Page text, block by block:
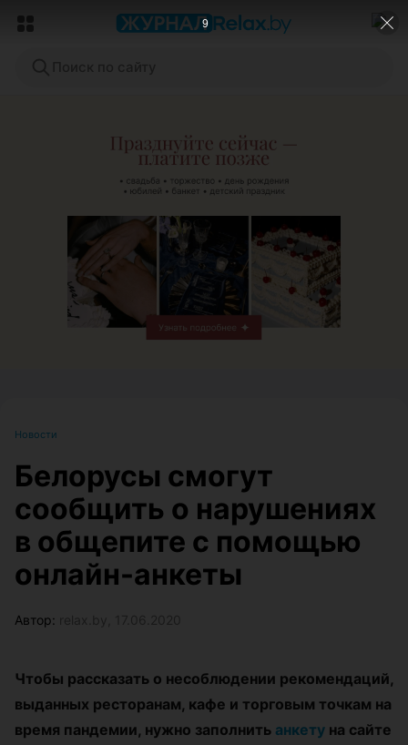
ЭФФЕКТИВНАЯ РЕКЛАМА НА САЙТЕ
Новости
Белорусы смогут
сообщить о нарушениях
в общепите с помощью
онлайн-анкеты
Автор:
Чтобы рассказать о несоблюдении рекомендаций,
выданных ресторанам, кафе и торговым точкам на
время пандемии, нужно заполнить анкету на сайте
8